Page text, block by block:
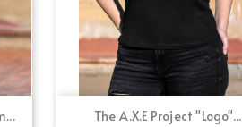
The A.X.E Project "Logo"...
Vista rápida